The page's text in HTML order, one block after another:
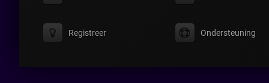
Registreer Ondersteuning